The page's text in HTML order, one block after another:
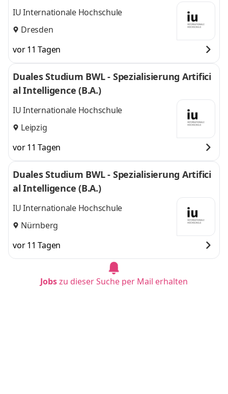
IU Internationale Hochschule
Dresden
vor 11 Tagen
Duales Studium BWL - Spezialisierung Artifici
al Intelligence (B.A.)
IU Internationale Hochschule
Leipzig
vor 11 Tagen
Duales Studium BWL - Spezialisierung Artifici
al Intelligence (B.A.)
IU Internationale Hochschule
Nürnberg
vor 11 Tagen
Jobszu dieser Suche per Mail erhalten